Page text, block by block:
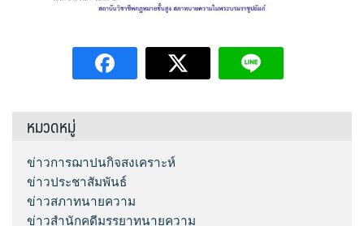
หมวดหมู่
ข่าวการฌาปนกิจสงเคราะห์
ข่าวประชาสัมพันธ์
ข่าวสภาทนายความ
ข่าวสำนักคดีมรรยาทนายความ